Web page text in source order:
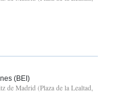
(BEI)
de Madrid (Plaza de la Lealtad,